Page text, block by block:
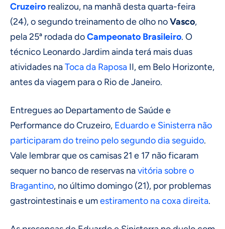
Cruzeiro realizou, na manhã desta quarta-feira
(24), o segundo treinamento de olho noVasco,
pela 25ª rodada doCampeonato Brasileiro. O
técnico Leonardo Jardim ainda terá mais duas
atividades naToca da Raposa II, em Belo Horizonte,
antes da viagem para o Rio de Janeiro.
Entregues ao Departamento de Saúde e
Performance do Cruzeiro, Eduardo e Sinisterra não
participaram do treino pelo segundo dia seguido.
Vale lembrar que os camisas 21 e 17 não ficaram
sequer no banco de reservas navitória sobre o
Bragantino, no último domingo (21), por problemas
gastrointestinais e umestiramento na coxa direita.